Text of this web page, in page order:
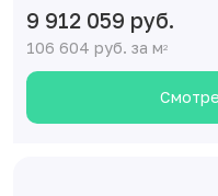
9 912 059 руб.
106 604 руб. за м2